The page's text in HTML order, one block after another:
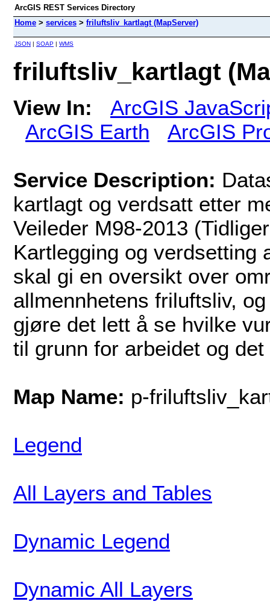
ArcGIS REST Services Directory
Home > services > friluftsliv_kartlagt (MapServer)
JSON | SOAP | WMS
friluftsliv_kartlagt
View In:
ArcGIS
ArcGIS Earth
ArcGIS
Service Description:
kartlagt og verdsatt etter
Veileder M98-2013
Kartlegging og verdsetting
skal gi en oversikt over
allmennhetens friluftsliv,
gjøre det lett å se hvilke
til grunn for arbeidet og
Map Name: p-
Legend
All Layers and Tables
Dynamic Legend
Dynamic All Layers